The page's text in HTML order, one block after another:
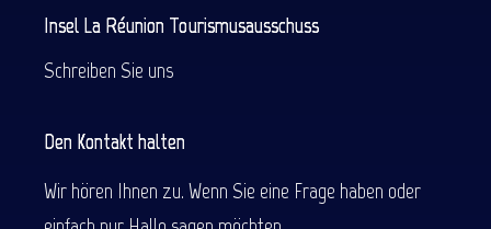
Insel La Réunion Tourismusausschuss
Schreiben Sie uns
Den Kontakt halten
Wir hören Ihnen zu. Wenn Sie eine Frage haben oder